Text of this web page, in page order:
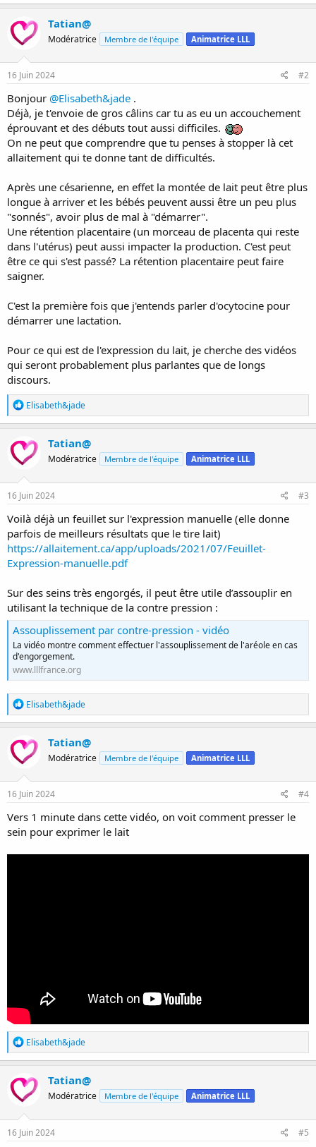
a
t
i
n
s
Tatian@
Modératrice Membre de l'équipe Animatrice LLL
16 Juin 2024 #2
Bonjour @Elisabeth&jade .
Déjà, je t'envoie de gros câlins car tu as eu un accouchement
éprouvant et des débuts tout aussi difficiles.
On ne peut que comprendre que tu penses à stopper là cet
allaitement qui te donne tant de difficultés.
Après une césarienne, en effet la montée de lait peut être plus
longue à arriver et les bébés peuvent aussi être un peu plus
"sonnés", avoir plus de mal à "démarrer".
Une rétention placentaire (un morceau de placenta qui reste
dans l'utérus) peut aussi impacter la production. C'est peut
être ce qui s'est passé? La rétention placentaire peut faire
saigner.
C'est la première fois que j'entends parler d'ocytocine pour
démarrer une lactation.
Pour ce qui est de l'expression du lait, je cherche des vidéos
qui seront probablement plus parlantes que de longs
discours.
R
é
a
t
i
n
s
Elisabeth&jade
Tatian@
Modératrice Membre de l'équipe Animatrice LLL
16 Juin 2024 #3
Voilà déjà un feuillet sur l'expression manuelle (elle donne
parfois de meilleurs résultats que le tire lait)
https://allaitement.ca/app/uploads/2021/07/Feuillet-
Expression-manuelle.pdf
Sur des seins très engorgés, il peut être utile d’assouplir en
utilisant la technique de la contre pression :
Assouplissement par contre-pression - vidéo
La vidéo montre comment effectuer l'assouplissement de l'aréole en cas
d'engorgement.
www.lllfrance.org
R
é
a
t
i
n
s
Elisabeth&jade
Tatian@
Modératrice Membre de l'équipe Animatrice LLL
16 Juin 2024 #4
Vers 1 minute dans cette vidéo, on voit comment presser le
sein pour exprimer le lait
R
é
a
t
i
n
s
Elisabeth&jade
Tatian@
Modératrice Membre de l'équipe Animatrice LLL
16 Juin 2024 #5